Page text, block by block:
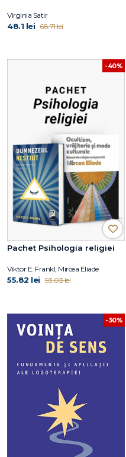
Virginia Satir
48.1 lei 68.71 lei
-40%
Pachet Psihologia religiei
Viktor E. Frankl, Mircea Eliade
55.82 lei 93.03 lei
-30%